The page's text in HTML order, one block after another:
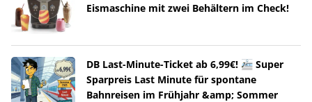
Eismaschine mit zwei Behältern im Check!
DB Last-Minute-Ticket ab 6,99€! 🚈 Super
Sparpreis Last Minute für spontane
Bahnreisen im Frühjahr &amp; Sommer